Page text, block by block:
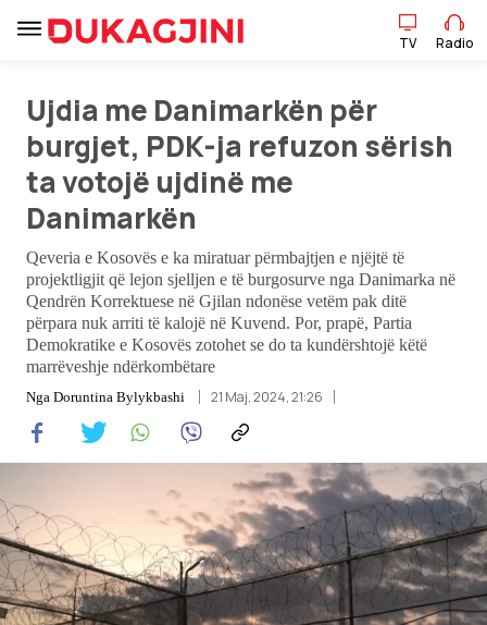
TV
Lajme
Sport
Pikëpamje
Art Jete
Kulturë
Ekonomi
Teknologji
TV Radio
Ujdia me Danimarkën për
burgjet, PDK-ja refuzon sërish
ta votojë ujdinë me
Danimarkën
Qeveria e Kosovës e ka miratuar përmbajtjen e njëjtë të
projektligjit që lejon sjelljen e të burgosurve nga Danimarka në
Qendrën Korrektuese në Gjilan ndonëse vetëm pak ditë
përpara nuk arriti të kalojë në Kuvend. Por, prapë, Partia
Demokratike e Kosovës zotohet se do ta kundërshtojë këtë
marrëveshje ndërkombëtare
Nga Doruntina Bylykbashi 21 Maj, 2024, 21:26